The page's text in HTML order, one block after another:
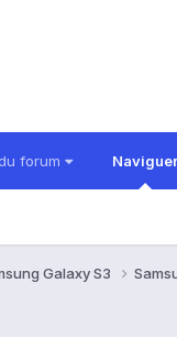
forum Naviguer
Galaxy S3